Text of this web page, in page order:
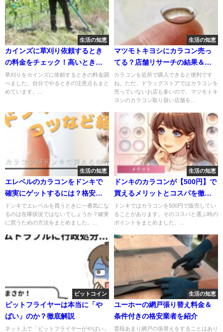
生活の知恵
カインズに草刈り依頼するとき
の料金をチェック！高いときは
自分でやる？
草刈りをカインズに依頼するときの料金調
べました。自分でやるときの注意点もまと
めています。...
生活の知恵
マツモトキヨシにカラコン売っ
てる？店舗リサーチの結果＆コ
ンタクトをお得に買うコツをシ
ェア
カラコンを近所で購入できると便利です
ね。ただ、ドラッグストアではカラコンを
売っていないお店も多いので、マツモトキ
ヨシのカラコン取り扱い店舗を...
生活の知恵
エレベルのカラコンをドンキで
確実にゲットするには？格安で
買う方法もシェアします！
ドンキでエレベルを買うときに一番気にな
るのは在庫状況ではないでしょうか？確実
に買うための方法をまとめました。...
生活の知恵
ドンキのカラコンが【500円】で
買えるメリットとコスパを徹底
解説
ドンキではカラコンを500円で販売してい
ることがあります。そのコスパと選ぶ時の
ポイントをまとめました。...
ビットコイン
ビットフライヤーは本当に「や
ばい」のか？徹底解説
ネット上で「ビットフライヤーがやばい」
生活の知恵
ユーホーの網戸張り替え料金＆
条件付きの格安業者を紹介
普段あまり網戸の張替えをすることはあり